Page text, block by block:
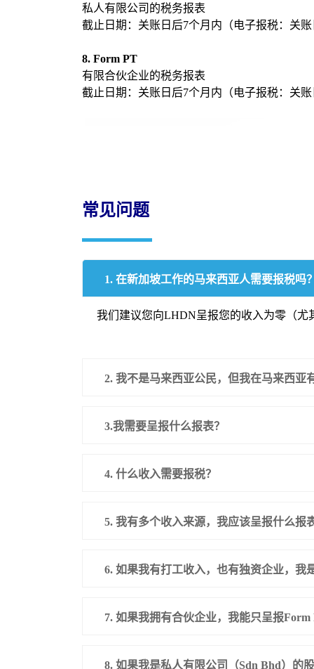
私人有限公司的税务报表
截止日期：关账日后7个月内（电子报税：关
8. Form PT
有限合伙企业的税务报表
截止日期：关账日后7个月内（电子报税：关